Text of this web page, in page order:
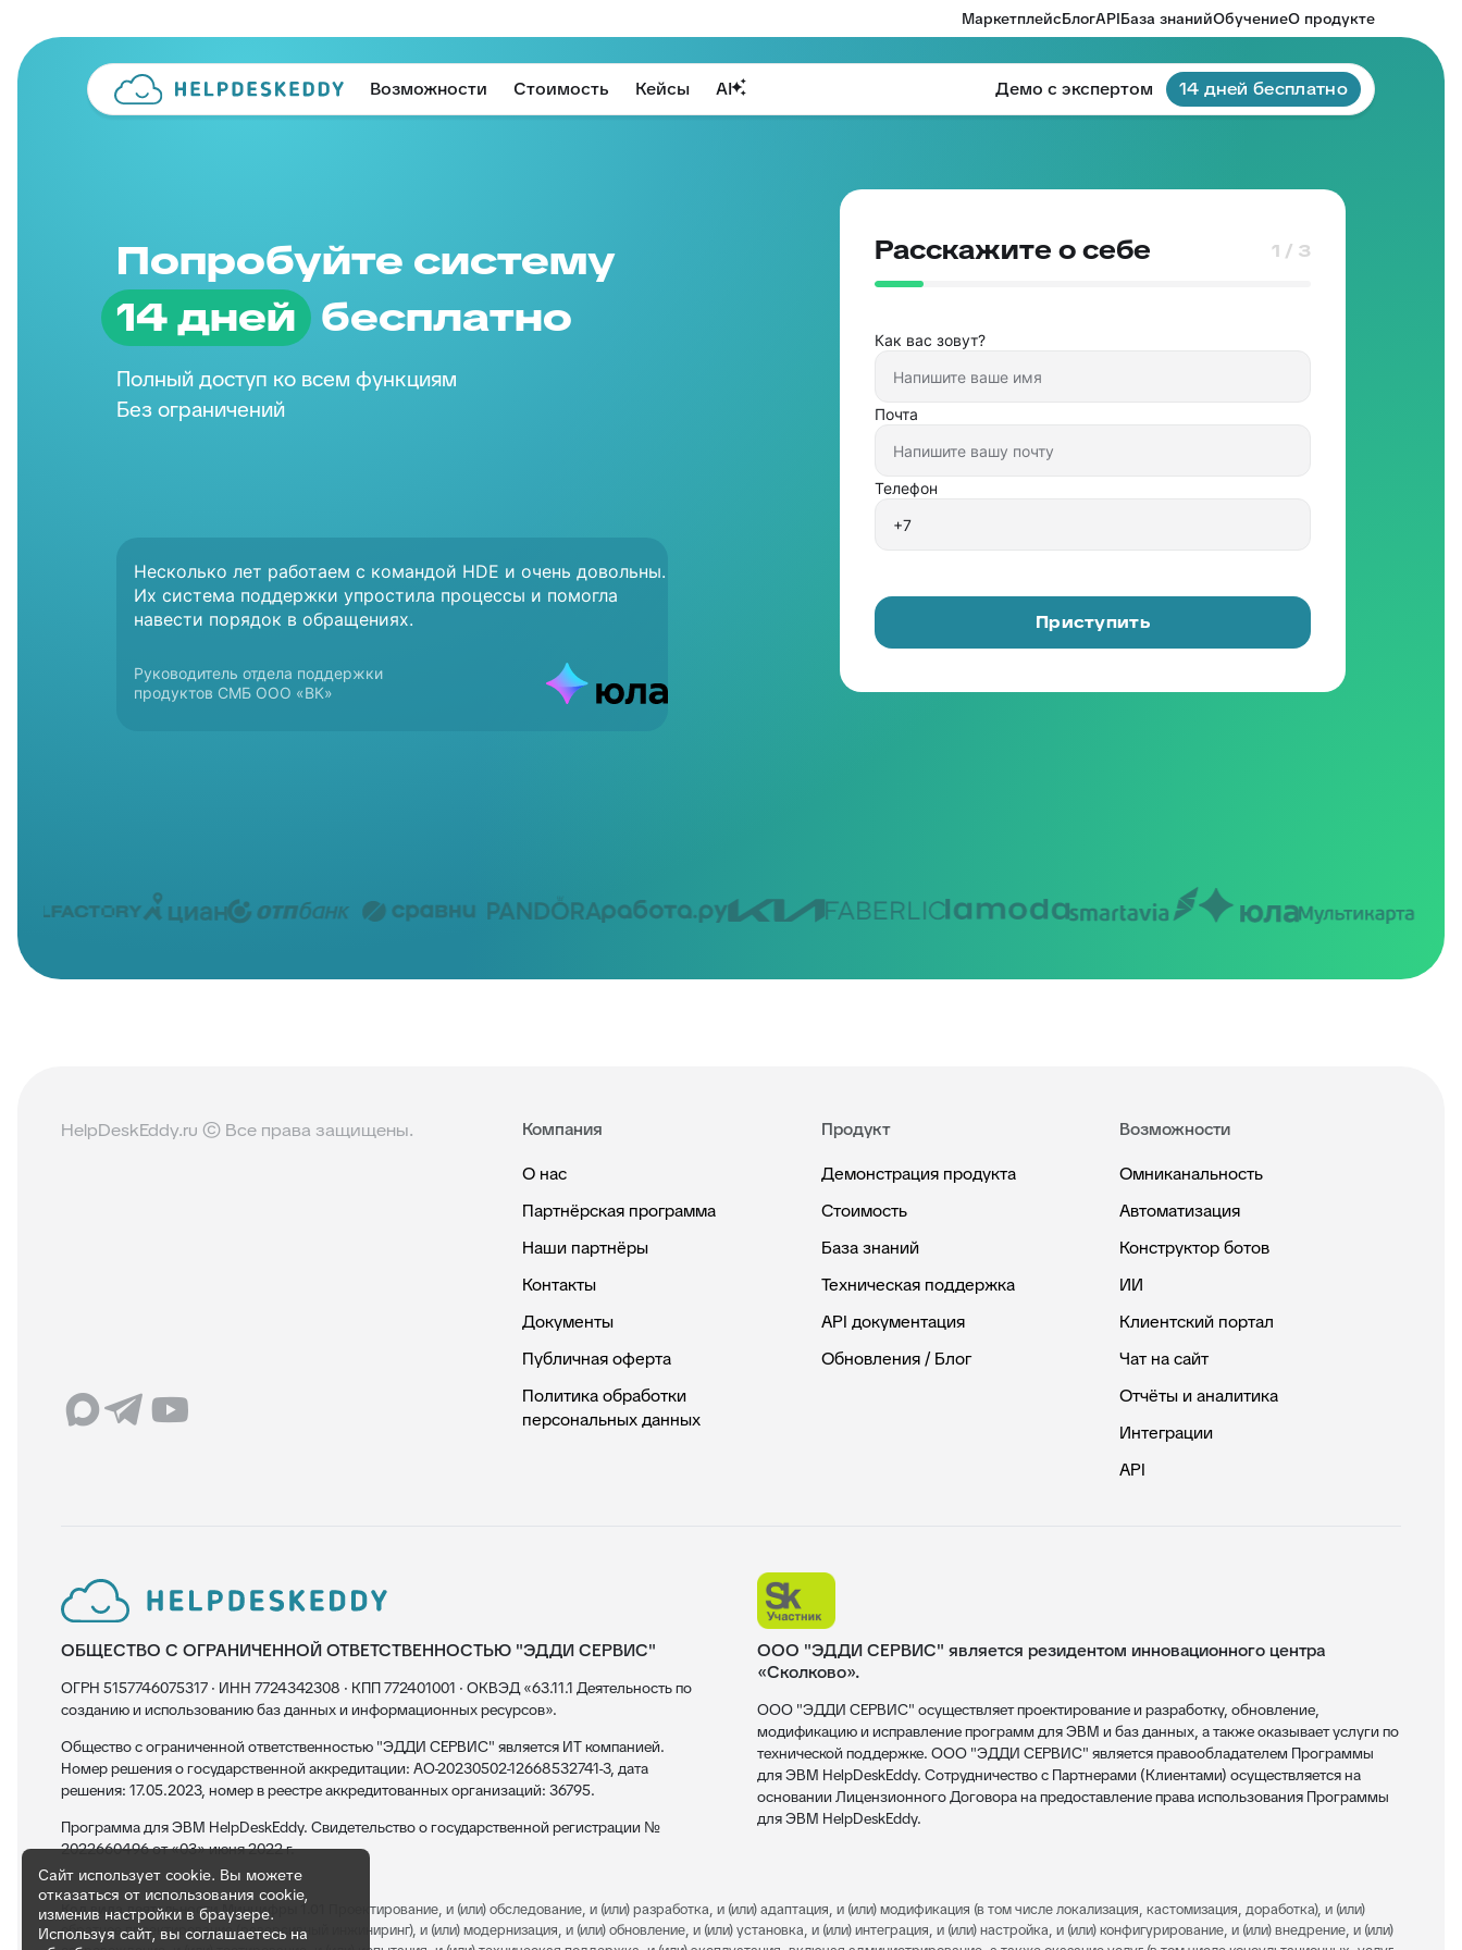
МаркетплейсБлогAPIБаза знанийОбучениеО продукте
Возможности Стоимость Кейсы AI Демо с экспертом 14 дней бесплатно
Попробуйте систему
14 дней бесплатно
Полный доступ ко всем функциям
Без ограничений
Директор по онлайн бизнесу
Руководитель департамента
по работе с клиентами
Директор по клиентскому опыту
Директор Департамента продаж
и послепродажного обслуживания
Несколько лет работаем с командой HDE и очень довольны.
Их система поддержки упростила процессы и помогла
навести порядок в обращениях.
Руководитель отдела поддержки
продуктов СМБ ООО «ВК»
Руководитель клиентской службы «Циан»
Руководитель отдела
по работе с клиентами
Расскажите о себе 1 / 3
Как вас зовут?
Почта
Телефон
Приступить
HelpDeskEddy.ru © Все права защищены.
Компания
О нас
Партнёрская программа
Наши партнёры
Контакты
Документы
Публичная оферта
Политика обработки
персональных данных
Продукт
Демонстрация продукта
Стоимость
База знаний
Техническая поддержка
API документация
Обновления / Блог
Возможности
Омниканальность
Автоматизация
Конструктор ботов
ИИ
Клиентский портал
Чат на сайт
Отчёты и аналитика
Интеграции
API
ОБЩЕСТВО С ОГРАНИЧЕННОЙ ОТВЕТСТВЕННОСТЬЮ "ЭДДИ СЕРВИС"
ОГРН 5157746075317 · ИНН 7724342308 · КПП 772401001 · ОКВЭД «63.11.1 Деятельность по
созданию и использованию баз данных и информационных ресурсов».
Общество с ограниченной ответственностью "ЭДДИ СЕРВИС" является ИТ компанией.
Номер решения о государственной аккредитации: АО-20230502-12668532741-3, дата
решения: 17.05.2023, номер в реестре аккредитованных организаций: 36795.
Программа для ЭВМ HelpDeskEddy. Свидетельство о государственной регистрации №
2022660496 от «03» июня 2022 г.
ООО "ЭДДИ СЕРВИС" является резидентом инновационного центра
«Сколково».
ООО "ЭДДИ СЕРВИС" осуществляет проектирование и разработку, обновление,
модификацию и исправление программ для ЭВМ и баз данных, а также оказывает услуги по
технической поддержке. ООО "ЭДДИ СЕРВИС" является правообладателем Программы
для ЭВМ HelpDeskEddy. Сотрудничество с Партнерами (Клиентами) осуществляется на
основании Лицензионного Договора на предоставление права использования Программы
для ЭВМ HelpDeskEddy.
Код вида деятельности Минцифры 1.01
Проектирование, и (или) обследование, и (или) разработка, и (или) адаптация, и (или) модификация (в том числе локализация, кастомизация, доработка), и (или)
обратное проектирование (реверсивный инжиниринг), и (или) модернизация, и (или) обновление, и (или) установка, и (или) интеграция, и (или) настройка, и (или) конфигурирование, и (или) внедрение, и (или)
Сайт использует cookie. Вы можете
отказаться от использования cookie,
изменив настройки в браузере.
Используя сайт, вы соглашаетесь на